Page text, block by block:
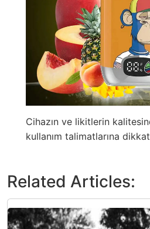
Cihazın ve likitlerin
kullanım talimatlarına
Related Articles: